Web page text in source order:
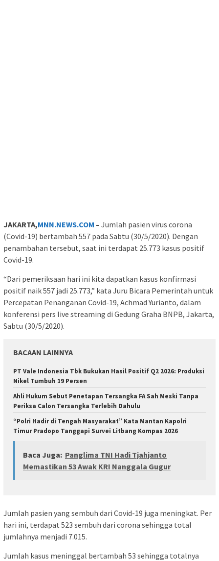
JAKARTA,MNN.NEWS.COM – Jumlah pasien virus corona
(Covid-19) bertambah 557 pada Sabtu (30/5/2020). Dengan
penambahan tersebut, saat ini terdapat 25.773 kasus positif
Covid-19.
“Dari pemeriksaan hari ini kita dapatkan kasus konfirmasi
positif naik 557 jadi 25.773,” kata Juru Bicara Pemerintah untuk
Percepatan Penanganan Covid-19, Achmad Yurianto, dalam
konferensi pers live streaming di Gedung Graha BNPB, Jakarta,
Sabtu (30/5/2020).
BACAAN LAINNYA
PT Vale Indonesia Tbk Bukukan Hasil Positif Q2 2026: Produksi
Nikel Tumbuh 19 Persen
Ahli Hukum Sebut Penetapan Tersangka FA Sah Meski Tanpa
Periksa Calon Tersangka Terlebih Dahulu
“Polri Hadir di Tengah Masyarakat” Kata Mantan Kapolri
Timur Pradopo Tanggapi Survei Litbang Kompas 2026
Baca Juga: Panglima TNI Hadi Tjahjanto
Memastikan 53 Awak KRI Nanggala Gugur
Jumlah pasien yang sembuh dari Covid-19 juga meningkat. Per
hari ini, terdapat 523 sembuh dari corona sehingga total
jumlahnya menjadi 7.015.
Jumlah kasus meninggal bertambah 53 sehingga totalnya